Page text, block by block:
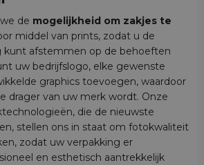
de mogelijkheid om zakjes te
middel van prints, zodat u de
kunt afstemmen op de behoeften
uw bedrijfslogo, elke gewenste
graphics toevoegen, waardoor
drager van uw merk wordt. Onze
die de nieuwste
stellen ons in staat om fotokwaliteit
zodat uw verpakking er
en esthetisch aantrekkelijk